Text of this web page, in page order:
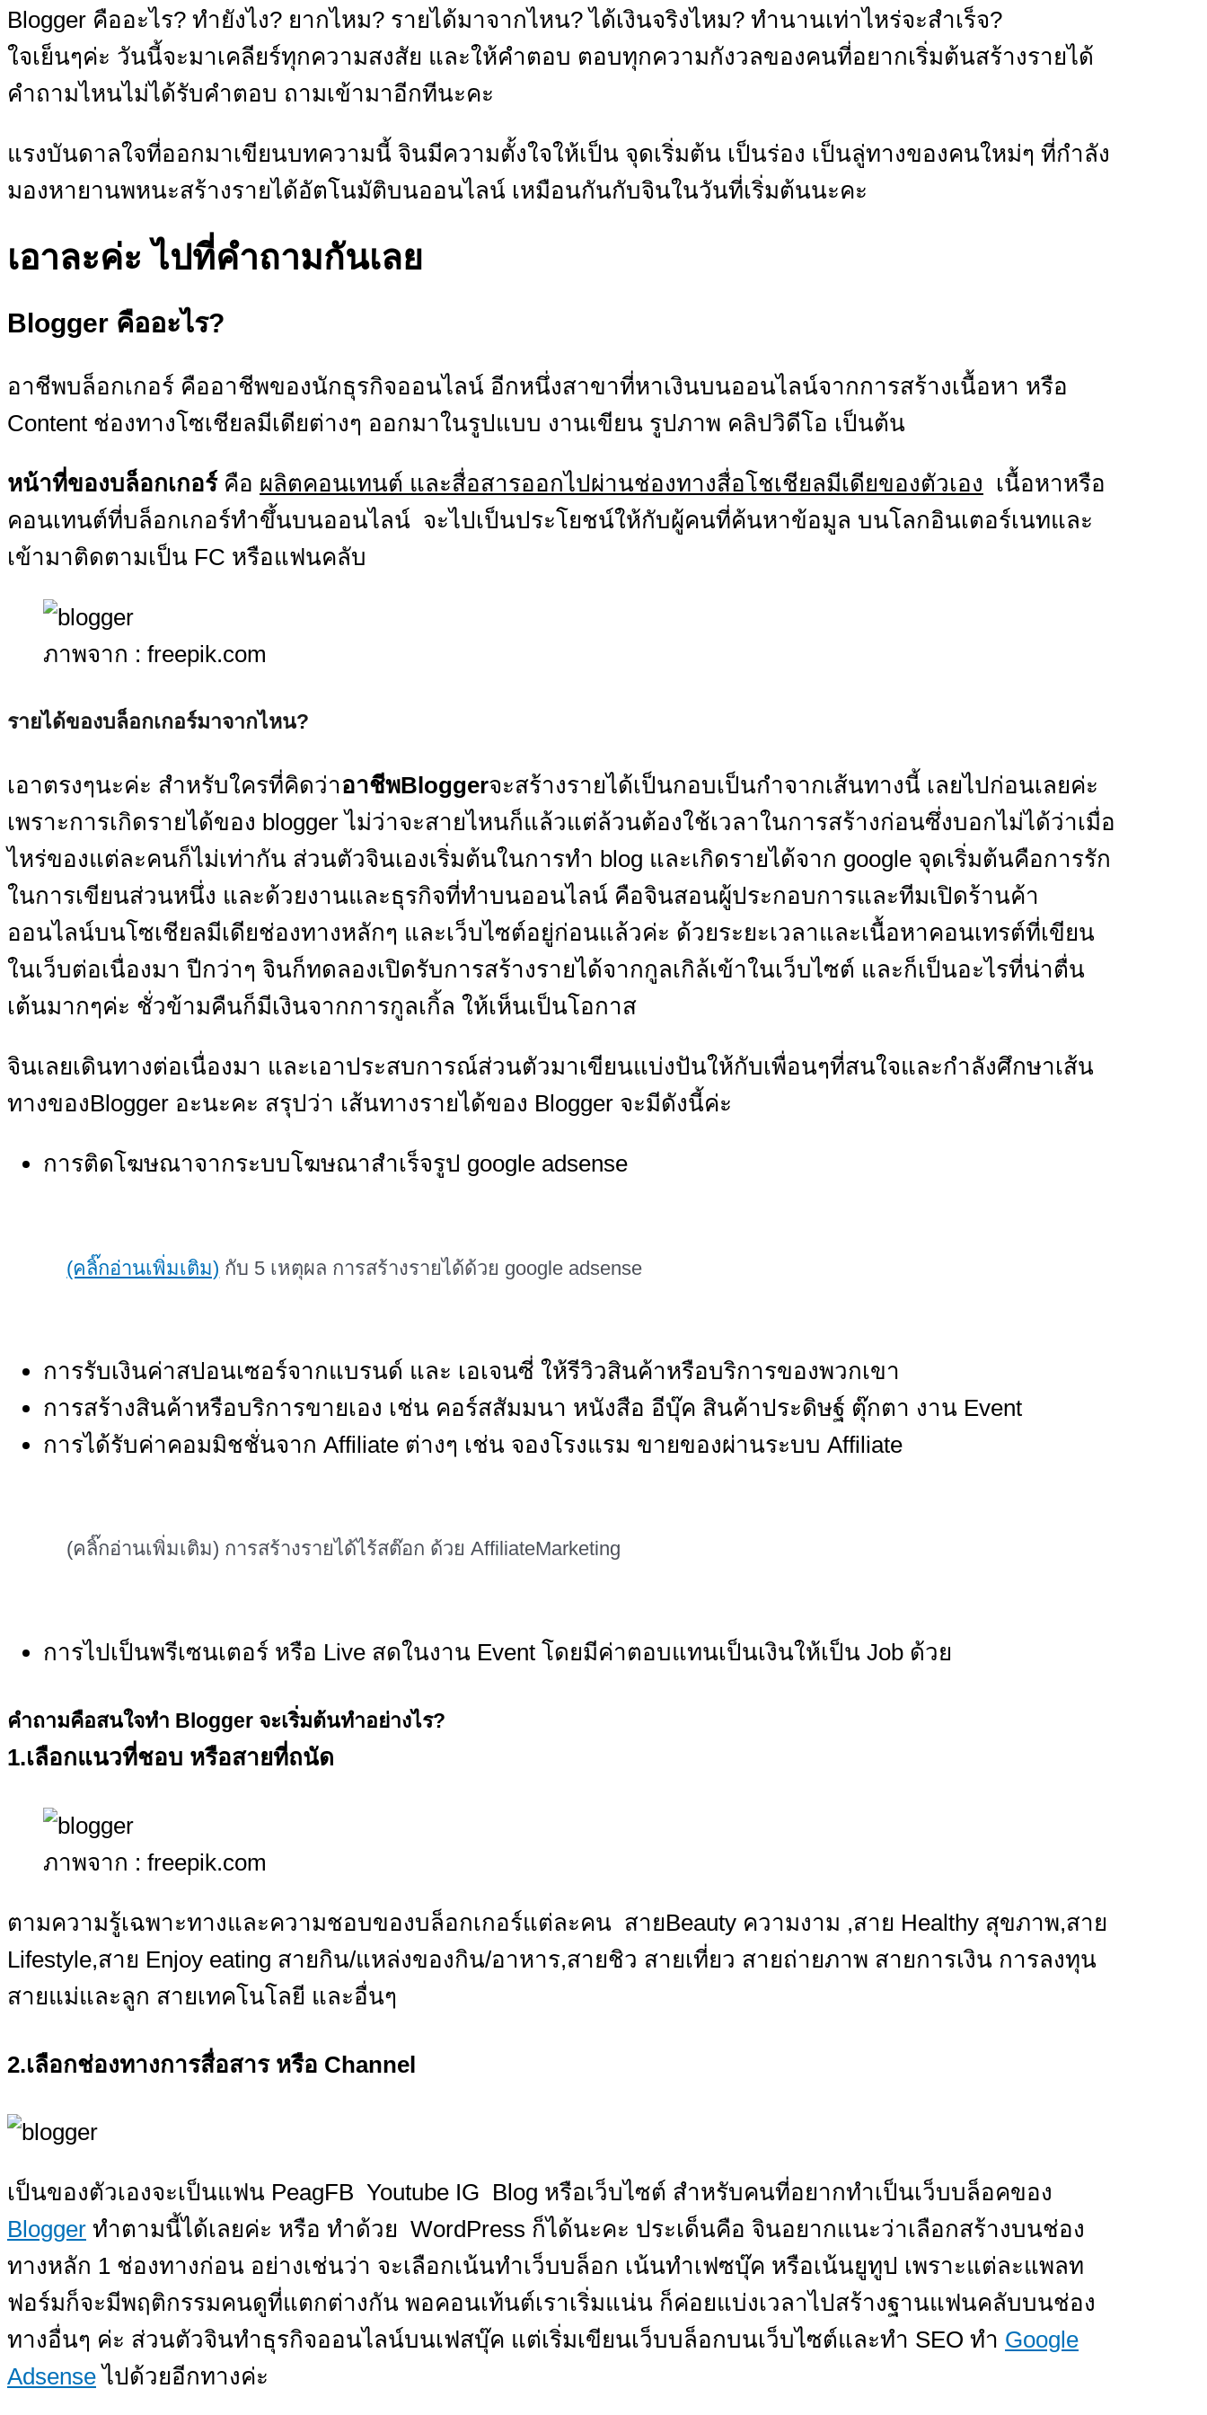
Blogger คืออะไร? ทำยังไง? ยากไหม? รายได้มาจากไหน? ได้เงินจริงไหม? ทำนานเท่าไหร่จะสำเร็จ?
ใจเย็นๆค่ะ วันนี้จะมาเคลียร์ทุกความสงสัย และให้คำตอบ ตอบทุกความกังวลของคนที่อยากเริ่มต้นสร้างรายได้
คำถามไหนไม่ได้รับคำตอบ ถามเข้ามาอีกทีนะคะ
แรงบันดาลใจที่ออกมาเขียนบทความนี้ จินมีความตั้งใจให้เป็น จุดเริ่มต้น เป็นร่อง เป็นลู่ทางของคนใหม่ๆ ที่กำลัง
มองหายานพหนะสร้างรายได้อัตโนมัติบนออนไลน์ เหมือนกันกับจินในวันที่เริ่มต้นนะคะ
เอาละค่ะ ไปที่คำถามกันเลย
Blogger คืออะไร?
อาชีพบล็อกเกอร์ คืออาชีพของนักธุรกิจออนไลน์ อีกหนึ่งสาขาที่หาเงินบนออนไลน์จากการสร้างเนื้อหา หรือ
Content ช่องทางโซเชียลมีเดียต่างๆ ออกมาในรูปแบบ งานเขียน รูปภาพ คลิปวิดีโอ เป็นต้น
หน้าที่ของบล็อกเกอร์คือ ผลิตคอนเทนต์ และสื่อสารออกไปผ่านช่องทางสื่อโชเชียลมีเดียของตัวเอง เนื้อหาหรือ
คอนเทนต์ที่บล็อกเกอร์ทำขึ้นบนออนไลน์ จะไปเป็นประโยชน์ให้กับผู้คนที่ค้นหาข้อมูล บนโลกอินเตอร์เนทและ
เข้ามาติดตามเป็น FC หรือแฟนคลับ
ภาพจาก : freepik.com
รายได้ของบล็อกเกอร์มาจากไหน?
เอาตรงๆนะค่ะ สำหรับใครที่คิดว่าอาชีพBloggerจะสร้างรายได้เป็นกอบเป็นกำจากเส้นทางนี้ เลยไปก่อนเลยค่ะ
เพราะการเกิดรายได้ของ blogger ไม่ว่าจะสายไหนก็แล้วแต่ล้วนต้องใช้เวลาในการสร้างก่อนซึ่งบอกไม่ได้ว่าเมื่อ
ไหร่ของแต่ละคนก็ไม่เท่ากัน ส่วนตัวจินเองเริ่มต้นในการทำ blog และเกิดรายได้จาก google จุดเริ่มต้นคือการรัก
ในการเขียนส่วนหนึ่ง และด้วยงานและธุรกิจที่ทำบนออนไลน์ คือจินสอนผู้ประกอบการและทีมเปิดร้านค้า
ออนไลน์บนโซเชียลมีเดียช่องทางหลักๆ และเว็บไซต์อยู่ก่อนแล้วค่ะ ด้วยระยะเวลาและเนื้อหาคอนเทรต์ที่เขียน
ในเว็บต่อเนื่องมา ปีกว่าๆ จินก็ทดลองเปิดรับการสร้างรายได้จากกูลเกิล้เข้าในเว็บไซต์ และก็เป็นอะไรที่น่าตื่น
เต้นมากๆค่ะ ชั่วข้ามคืนก็มีเงินจากการกูลเกิ้ล ให้เห็นเป็นโอกาส
จินเลยเดินทางต่อเนื่องมา และเอาประสบการณ์ส่วนตัวมาเขียนแบ่งปันให้กับเพื่อนๆที่สนใจและกำลังศึกษาเส้น
ทางของBlogger อะนะคะ สรุปว่า เส้นทางรายได้ของ Blogger จะมีดังนี้ค่ะ
การติดโฆษณาจากระบบโฆษณาสำเร็จรูป google adsense
(คลิ๊กอ่านเพิ่มเติม) กับ 5 เหตุผล การสร้างรายได้ด้วย google adsense
การรับเงินค่าสปอนเซอร์จากแบรนด์ และ เอเจนซี่ ให้รีวิวสินค้าหรือบริการของพวกเขา
การสร้างสินค้าหรือบริการขายเอง เช่น คอร์สสัมมนา หนังสือ อีบุ๊ค สินค้าประดิษฐ์ ตุ๊กตา งาน Event
การได้รับค่าคอมมิชชั่นจาก Affiliate ต่างๆ เช่น จองโรงแรม ขายของผ่านระบบ Affiliate
(คลิ๊กอ่านเพิ่มเติม) การสร้างรายได้ไร้สต๊อก ด้วย AffiliateMarketing
การไปเป็นพรีเซนเตอร์ หรือ Live สดในงาน Event โดยมีค่าตอบแทนเป็นเงินให้เป็น Job ด้วย
คำถามคือสนใจทำ Blogger จะเริ่มต้นทำอย่างไร?
1.เลือกแนวที่ชอบ หรือสายที่ถนัด
ภาพจาก : freepik.com
ตามความรู้เฉพาะทางและความชอบของบล็อกเกอร์แต่ละคน สายBeauty ความงาม ,สาย Healthy สุขภาพ,สาย
Lifestyle,สาย Enjoy eating สายกิน/แหล่งของกิน/อาหาร,สายชิว สายเที่ยว สายถ่ายภาพ สายการเงิน การลงทุน
สายแม่และลูก สายเทคโนโลยี และอื่นๆ
2.เลือกช่องทางการสื่อสาร หรือ Channel
เป็นของตัวเองจะเป็นแฟน PeagFB Youtube IG Blog หรือเว็บไซต์ สำหรับคนที่อยากทำเป็นเว็บบล็อคของ
Blogger ทำตามนี้ได้เลยค่ะ หรือ ทำด้วย WordPress ก็ได้นะคะ ประเด็นคือ จินอยากแนะว่าเลือกสร้างบนช่อง
ทางหลัก 1 ช่องทางก่อน อย่างเช่นว่า จะเลือกเน้นทำเว็บบล็อก เน้นทำเฟซบุ๊ค หรือเน้นยูทูป เพราะแต่ละแพลท
ฟอร์มก็จะมีพฤติกรรมคนดูที่แตกต่างกัน พอคอนเท้นต์เราเริ่มแน่น ก็ค่อยแบ่งเวลาไปสร้างฐานแฟนคลับบนช่อง
ทางอื่นๆ ค่ะ ส่วนตัวจินทำธุรกิจออนไลน์บนเฟสบุ๊ค แต่เริ่มเขียนเว็บบล็อกบนเว็บไซต์และทำ SEO ทำ Google
Adsense ไปด้วยอีกทางค่ะ